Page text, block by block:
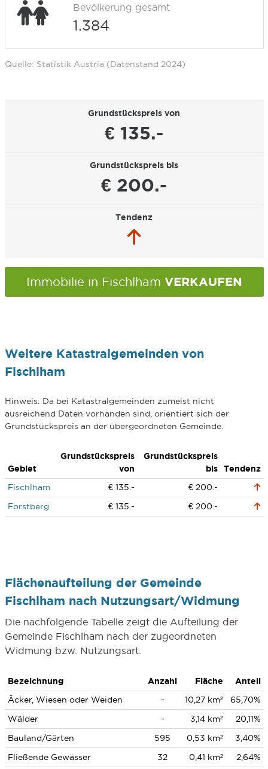
Bevölkerung gesamt
1.384
Quelle: Statistik Austria (Datenstand 2024)
Grundstückspreis von
€ 135.-
Grundstückspreis bis
€ 200.-
Tendenz
Immobilie in Fischlham VERKAUFEN
Weitere Katastralgemeinden von
Fischlham
Hinweis: Da bei Katastralgemeinden zumeist nicht
ausreichend Daten vorhanden sind, orientiert sich der
Grundstückspreis an der übergeordneten Gemeinde.
Gebiet
Grundstückspreis
von
Grundstückspreis
bis
Tendenz
Fischlham
€ 135.-
€ 200.-
Forstberg
€ 135.- € 200.-
Flächenaufteilung der Gemeinde
Fischlham nach Nutzungsart/Widmung
Die nachfolgende Tabelle zeigt die Aufteilung der
Gemeinde Fischlham nach der zugeordneten
Widmung bzw. Nutzungsart.
Bezeichnung Anzahl Fläche
Anteil
Äcker, Wiesen oder Weiden
- 10,27 km²
65,70%
Wälder
- 3,14 km²
20,11%
Bauland/Gärten
595 0,53 km²
3,40%
Fließende Gewässer
32 0,41 km² 2,64%